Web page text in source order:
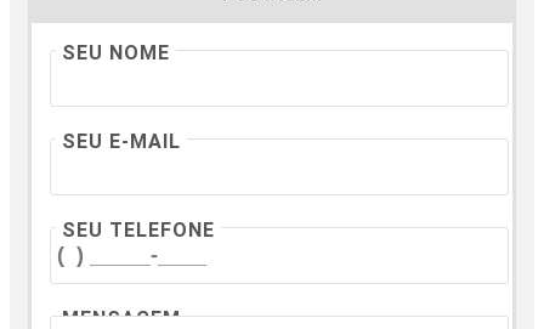
SEU NOME
SEU E-MAIL
SEU TELEFONE
MENSAGEM